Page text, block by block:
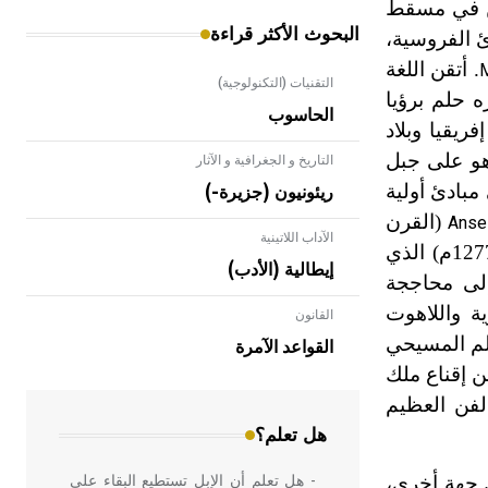
في مسقط
الفروسية،
. أتقن اللغة
حلم برؤيا
وبلاد
تحويل المسلمين إلى المسيحية، من دون جدوى. وعلى أثر الرؤيا الثانية عام 1272 وهو على جبل
أولية
(القرن
(نحو 1277م) الذي
محاججة
واللاهوت
المسيحي
إقناع ملك
العظيم
جهة أخرى،
البحوث الأكثر قراءة
التقنيات (التكنولوجية)
الحاسوب
التاريخ و الجغرافية و الآثار
ريئونيون (جزيرة-)
الآداب اللاتينية
إيطالية (الأدب)
القانون
القواعد الآمرة
هل تعلم؟
- هل تعلم أن الأبلق نوع من الفنون
الهندسية التي ارتبطت بالعمارة الإسلامية
في بلاد الشام ومصر خاصة، حيث يحرص
- هل تعلم أن الإبل تستطيع البقاء على